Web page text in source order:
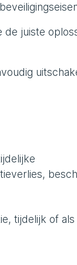
de juiste
tijdelijk of als